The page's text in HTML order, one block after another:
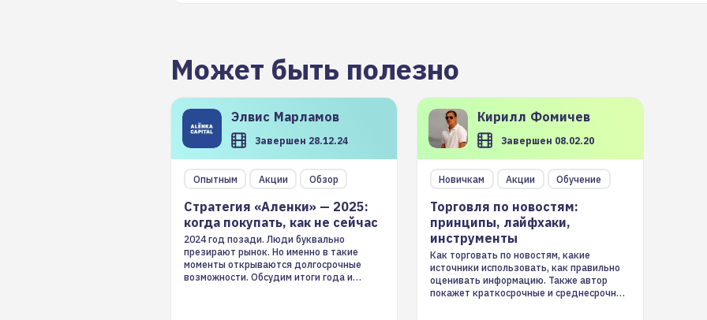
Может быть полезно
Элвис Марламов
Завершен 28.12.24
Опытным Акции Обзор
Стратегия «Аленки» — 2025:
когда покупать, как не сейчас
2024 год позади. Люди буквально
презирают рынок. Но именно в такие
моменты открываются долгосрочные
возможности. Обсудим итоги года и
Кирилл Фомичев
Завершен 08.02.20
Новичкам Акции Обучение
Торговля по новостям:
принципы, лайфхаки,
инструменты
Как торговать по новостям, какие
источники использовать, как правильно
оценивать информацию. Также автор
покажет краткосрочные и среднесрочные